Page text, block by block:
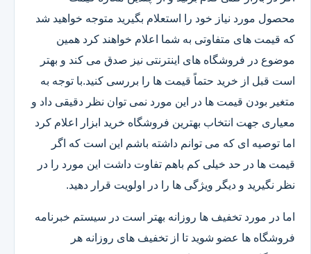
محصول مورد نیاز خود را استعلام بگیرید متوجه خواهید شد
که قیمت های متفاوتی به شما اعلام خواهند کرد همین
موضوع در فروشگاه های اینترنتی نیز صدق می کند و بهتر
است قبل از خرید حتماً قیمت ها را بررسی کنید.با توجه به
متغیر بودن قیمت ها در این مورد نمی توان نظر دقیقی داد و
معیاری جهت انتخاب بهترین فروشگاه خرید ابزار اعلام کرد
اما توصیه ای که می توانم داشته باشم این است که اگر
قیمت ها در حد خیلی کم باهم تفاوت داشت این مورد را در
نظر نگیرید و دیگر ویژگی ها را در اولویت قرار دهید.
اما در مورد تخفیف ها روزانه بهتر است در سیستم خبرنامه
فروشگاه ها عضو شوید تا از تخفیف های روزانه هر